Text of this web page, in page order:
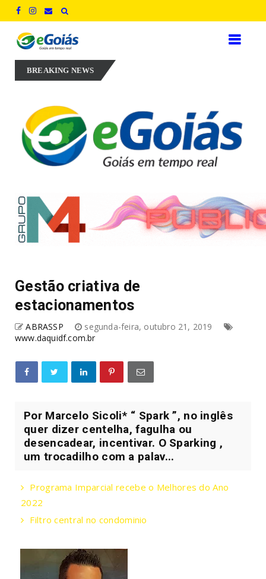
BREAKING NEWS
inovação e geração de empregos para defender novo ciclo
Gestão criativa de
estacionamentos
ABRASSP
segunda-feira, outubro 21, 2019
www.daquidf.com.br
Por Marcelo Sicoli* “ Spark ”, no inglês
quer dizer centelha, fagulha ou
desencadear, incentivar. O Sparking ,
um trocadilho com a palav...
Programa Imparcial recebe o Melhores do Ano
2022
Filtro central no condominio